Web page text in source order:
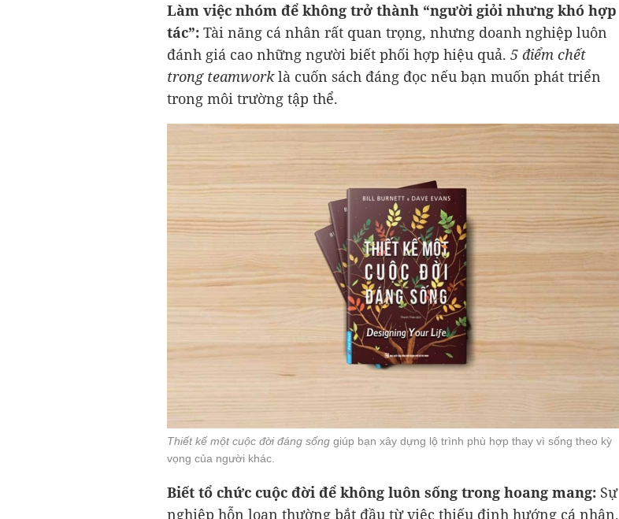
Làm việc nhóm để không trở thành “người giỏi nhưng khó hợp
tác”: Tài năng cá nhân rất quan trọng, nhưng doanh nghiệp luôn
đánh giá cao những người biết phối hợp hiệu quả. 5 điểm chết
trong teamworklà cuốn sách đáng đọc nếu bạn muốn phát triển
trong môi trường tập thể.
Thiết kế một cuộc đời đáng sống giúp bạn xây dựng lộ trình phù hợp thay vì sống theo kỳ
vọng của người khác.
Biết tổ chức cuộc đời để không luôn sống trong hoang mang: Sự
nghiệp hỗn loạn thường bắt đầu từ việc thiếu định hướng cá nhân.